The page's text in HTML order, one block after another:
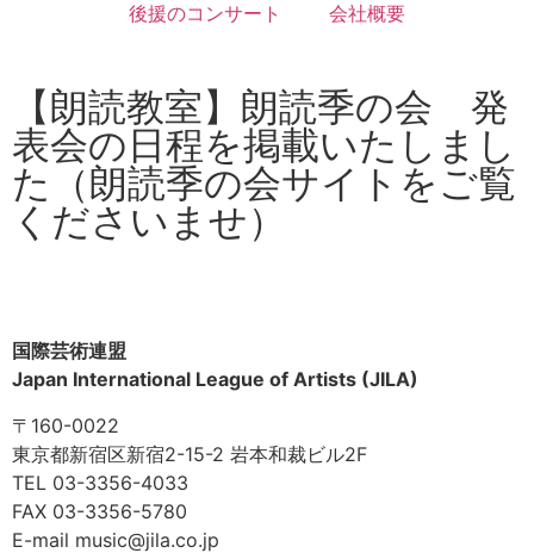
後援のコンサート 会社概要
【朗読教室】朗読季の会 発
表会の日程を掲載いたしまし
た（朗読季の会サイトをご覧
くださいませ）
国際芸術連盟
Japan International League of Artists (JILA)
〒160-0022
東京都新宿区新宿2-15-2 岩本和裁ビル2F
TEL 03-3356-4033
FAX 03-3356-5780
E-mail music@jila.co.jp